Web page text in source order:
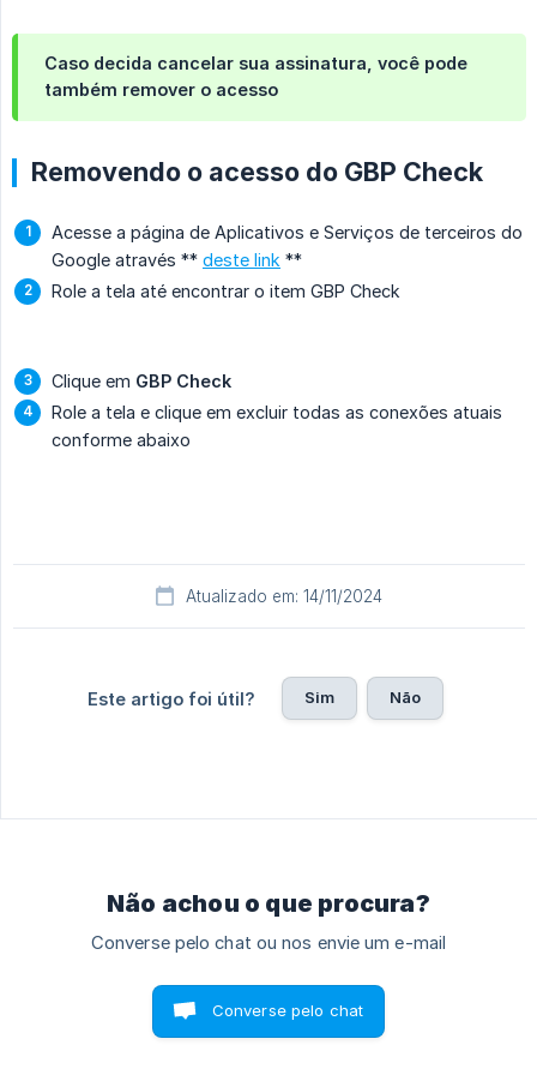
Caso decida cancelar sua assinatura, você pode
também remover o acesso
Removendo o acesso do GBP Check
Acesse a página de Aplicativos e Serviços de terceiros do
Google através ** deste link **
Role a tela até encontrar o item GBP Check
Clique em GBP Check
Role a tela e clique em excluir todas as conexões atuais
conforme abaixo
Atualizado em: 14/11/2024
Este artigo foi útil? Sim Não
Não achou o que procura?
Converse pelo chat ou nos envie um e-mail
Converse pelo chat